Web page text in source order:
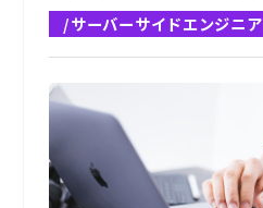
/サーバーサイドエンジニア